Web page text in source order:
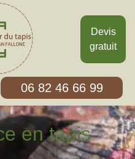
Devis
gratuit
06 82 46 66 99
en tapis